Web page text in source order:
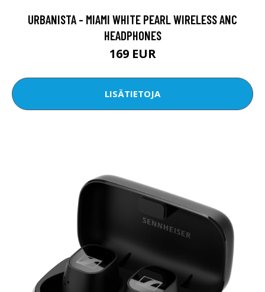
URBANISTA - MIAMI WHITE PEARL WIRELESS ANC
HEADPHONES
169 EUR
LISÄTIETOJA